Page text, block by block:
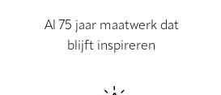
Al 75 jaar maatwerk dat
blijft inspireren